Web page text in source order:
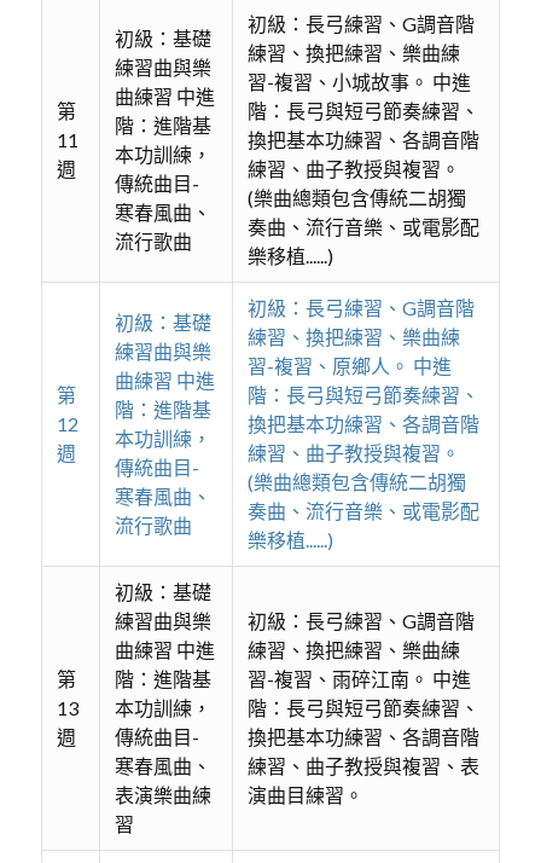
第
11
週
初級：基礎
練習曲與樂
曲練習 中進
階：進階基
本功訓練，
傳統曲目-
寒春風曲、
流行歌曲
初級：長弓練習、G調音階
練習、換把練習、樂曲練
習-複習、小城故事。 中進
階：長弓與短弓節奏練習、
換把基本功練習、各調音階
練習、曲子教授與複習。
(樂曲總類包含傳統二胡獨
奏曲、流行音樂、或電影配
樂移植......)
第
12
週
初級：基礎
練習曲與樂
曲練習 中進
階：進階基
本功訓練，
傳統曲目-
寒春風曲、
流行歌曲
初級：長弓練習、G調音階
練習、換把練習、樂曲練
習-複習、原鄉人。 中進
階：長弓與短弓節奏練習、
換把基本功練習、各調音階
練習、曲子教授與複習。
(樂曲總類包含傳統二胡獨
奏曲、流行音樂、或電影配
樂移植......)
第
13
週
初級：基礎
練習曲與樂
曲練習 中進
階：進階基
本功訓練，
傳統曲目-
寒春風曲、
表演樂曲練
習
初級：長弓練習、G調音階
練習、換把練習、樂曲練
習-複習、雨碎江南。 中進
階：長弓與短弓節奏練習、
換把基本功練習、各調音階
練習、曲子教授與複習、表
演曲目練習。